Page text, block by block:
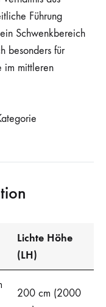
Führung
Schwenkbereich
besonders für
im mittleren
Lichte Höhe
(LH)
200 cm (2000